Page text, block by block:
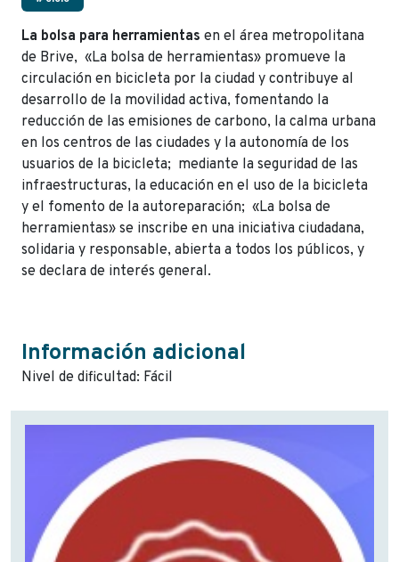
La bolsa para herramientas en el área metropolitana
de Brive, «La bolsa de herramientas» promueve la
circulación en bicicleta por la ciudad y contribuye al
desarrollo de la movilidad activa, fomentando la
reducción de las emisiones de carbono, la calma urbana
en los centros de las ciudades y la autonomía de los
usuarios de la bicicleta; mediante la seguridad de las
infraestructuras, la educación en el uso de la bicicleta
y el fomento de la autoreparación; «La bolsa de
herramientas» se inscribe en una iniciativa ciudadana,
solidaria y responsable, abierta a todos los públicos, y
se declara de interés general.
Información adicional
Nivel de dificultad: Fácil